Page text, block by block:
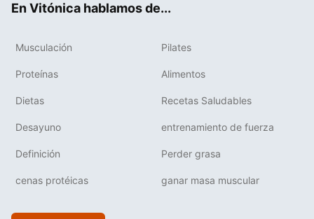
En Vitónica hablamos de...
Musculación Pilates
Proteínas Alimentos
Dietas Recetas Saludables
Desayuno entrenamiento de fuerza
Definición Perder grasa
cenas protéicas ganar masa muscular